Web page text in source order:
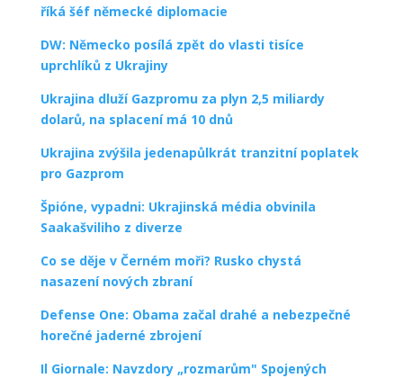
říká šéf německé diplomacie
DW: Německo posílá zpět do vlasti tisíce
uprchlíků z Ukrajiny
Ukrajina dluží Gazpromu za plyn 2,5 miliardy
dolarů, na splacení má 10 dnů
Ukrajina zvýšila jedenapůlkrát tranzitní poplatek
pro Gazprom
Špióne, vypadni: Ukrajinská média obvinila
Saakašviliho z diverze
Co se děje v Černém moři? Rusko chystá
nasazení nových zbraní
Defense One: Obama začal drahé a nebezpečné
horečné jaderné zbrojení
Il Giornale: Navzdory „rozmarům" Spojených